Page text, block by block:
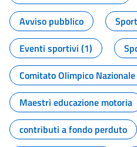
Avviso pubblico
Eventi sportivi (1)
Comitato Olimpico
Maestri educazione motoria
contributi a fondo perduto